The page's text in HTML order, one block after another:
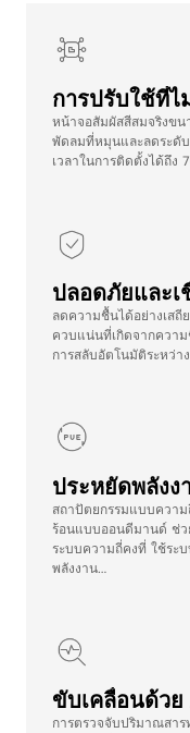
การปรับใช้ที่ไ
หน้าจอสัมผัสสีสมจริงข
พัดลมที่หมุนและลดระดับ
เวลาในการติดตั้งได้ถึง
ปลอดภัยและเ
ลดความชื้นได้อย่างเสถี
ควบแน่นที่เกิดจากควา
การสลับอัตโนมัติระหว่า
ประหยัดพลังง
สถาปัตยกรรมแบบควา
ร้อนแบบออนดีมานด์ ช่ว
ระบบความถี่คงที่ ใช้ระ
พลังงาน
ขับเคลื่อนด้วย
การตรวจจับปริมาณสาร